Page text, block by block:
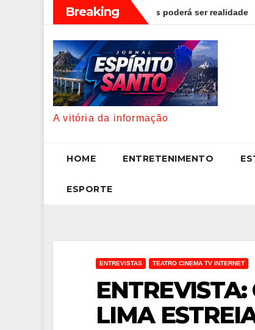
Breaking
até aos 120 anos poderá ser realidade Como
A vitória da informação
HOME ENTRETENIMENTO
ESPORTE
ENTREVISTAS TEATRO CINEMA TV INTERNET
LIMA